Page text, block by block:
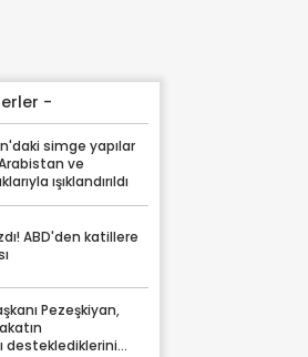
-
simge yapılar
ve
ışıklandırıldı
ABD'den katillere
Pezeşkiyan,
desteklediklerini